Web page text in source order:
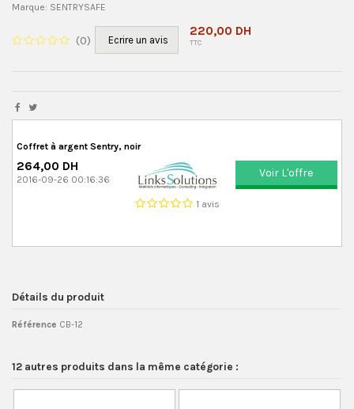
Marque: SENTRYSAFE
(0) Ecrire un avis
220,00 DH
TTC
Coffret à argent Sentry, noir
264,00 DH
2016-09-26 00:16:36
1 avis
Voir L'offre
Détails du produit
Référence CB-12
12 autres produits dans la même catégorie :